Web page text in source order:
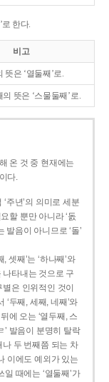
로 한다.
비고
뜻은 ‘열둘째’로.
뜻은 ‘스물둘째’로.
온 것 중 현재에는
다.
‘주년’의 의미로 세분
할 뿐만 아니라 ‘돐
발음이 아니므로 ‘돌’
셋째’는 ‘하나째’와
나타내는 것으로 구
은 인위적인 것이
‘두째, 세째, 네째’와
에 오는 ‘열두째, 스
’ 발음이 분명히 탈락
두 번째쯤 되는 차
이에도 예외가 있는
때에는 ‘열둘째’가